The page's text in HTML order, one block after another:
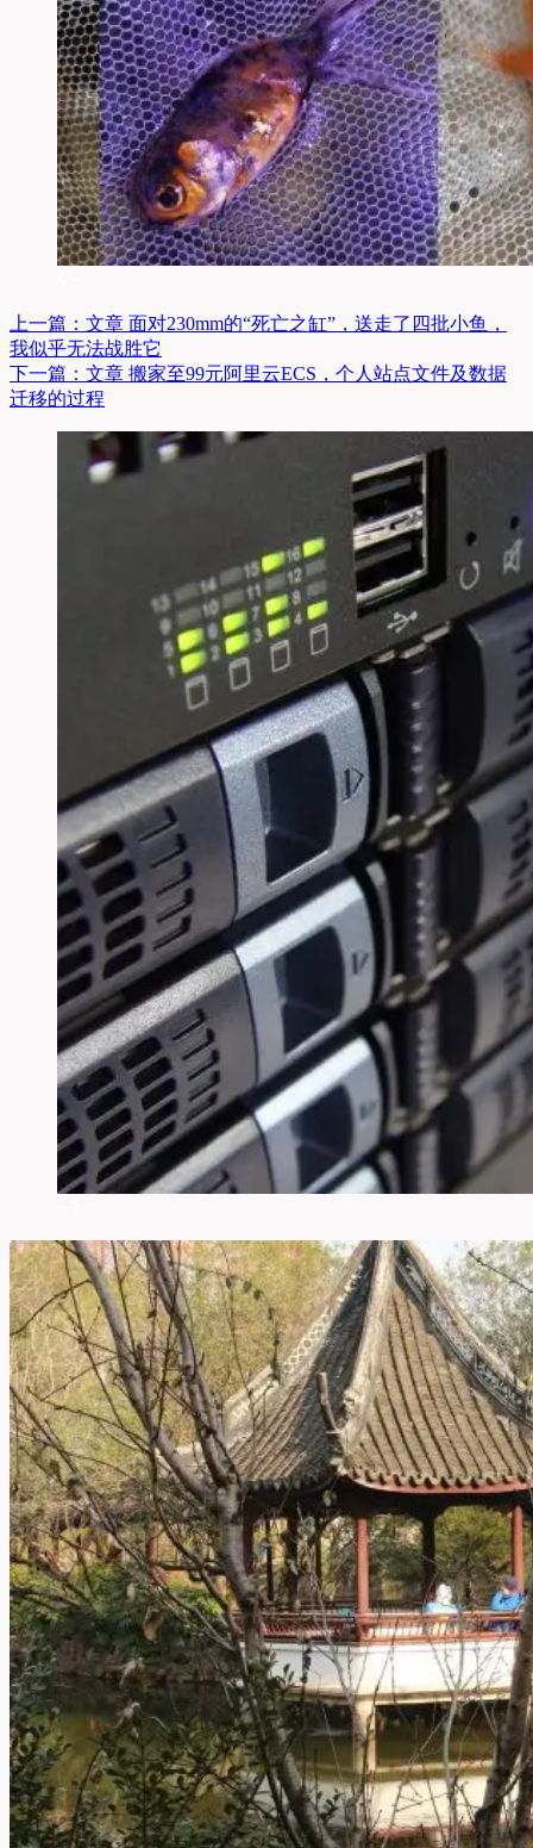
上一篇： 文章 面对230mm的“死亡之缸”，送走了四批小鱼，
我似乎无法战胜它
下一篇： 文章 搬家至99元阿里云ECS，个人站点文件及数据
迁移的过程